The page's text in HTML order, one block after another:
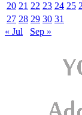
20 21 22 23 24 25
27 28 29 30 31
« Jul
Sep »